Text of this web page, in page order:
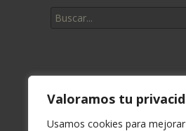
Valoramos tu
Usamos cookies para
por: